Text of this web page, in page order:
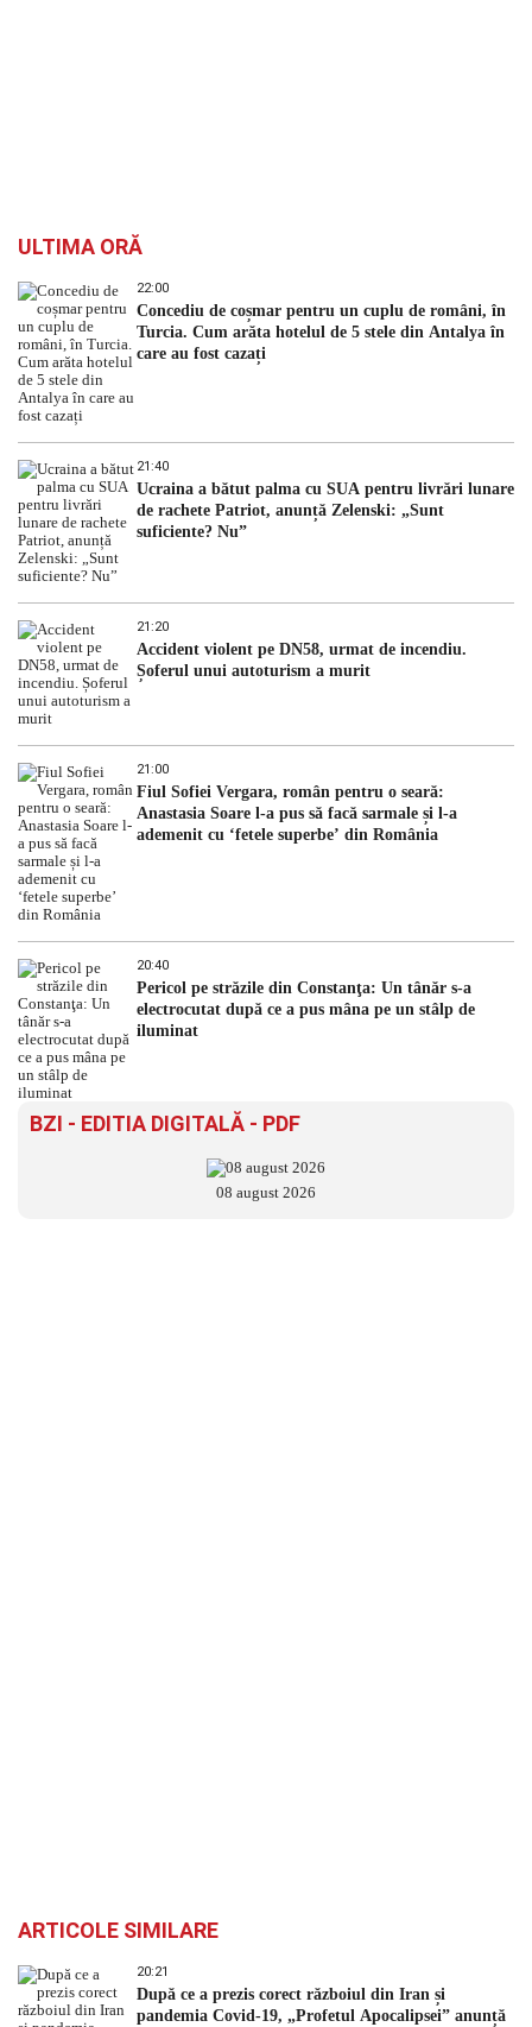
ULTIMA ORĂ
22:00
Concediu de coșmar pentru un cuplu de români, în
Turcia. Cum arăta hotelul de 5 stele din Antalya în
care au fost cazați
21:40
Ucraina a bătut palma cu SUA pentru livrări lunare
de rachete Patriot, anunță Zelenski: „Sunt
suficiente? Nu”
21:20
Accident violent pe DN58, urmat de incendiu.
Șoferul unui autoturism a murit
21:00
Fiul Sofiei Vergara, român pentru o seară:
Anastasia Soare l-a pus să facă sarmale și l-a
ademenit cu ‘fetele superbe’ din România
20:40
Pericol pe străzile din Constanţa: Un tânăr s-a
electrocutat după ce a pus mâna pe un stâlp de
iluminat
BZI - EDITIA DIGITALĂ - PDF
08 august 2026
ARTICOLE SIMILARE
20:21
După ce a prezis corect războiul din Iran și
pandemia Covid-19, „Profetul Apocalipsei” anunță